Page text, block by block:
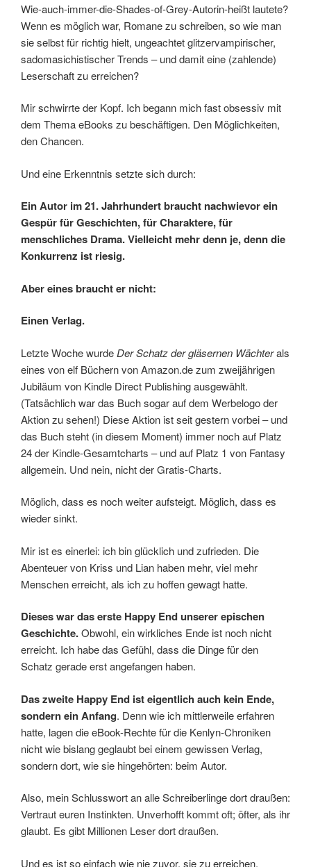
Wie-auch-immer-die-Shades-of-Grey-Autorin-heißt lautete?
Wenn es möglich war, Romane zu schreiben, so wie man
sie selbst für richtig hielt, ungeachtet glitzervampirischer,
sadomasichistischer Trends – und damit eine (zahlende)
Leserschaft zu erreichen?
Mir schwirrte der Kopf. Ich begann mich fast obsessiv mit
dem Thema eBooks zu beschäftigen. Den Möglichkeiten,
den Chancen.
Und eine Erkenntnis setzte sich durch:
Ein Autor im 21. Jahrhundert braucht nachwievor ein
Gespür für Geschichten, für Charaktere, für
menschliches Drama. Vielleicht mehr denn je, denn die
Konkurrenz ist riesig.
Aber eines braucht er nicht:
Einen Verlag.
Letzte Woche wurde Der Schatz der gläsernen Wächterals
eines von elf Büchern von Amazon.de zum zweijährigen
Jubiläum von Kindle Direct Publishing ausgewählt.
(Tatsächlich war das Buch sogar auf dem Werbelogo der
Aktion zu sehen!) Diese Aktion ist seit gestern vorbei – und
das Buch steht (in diesem Moment) immer noch auf Platz
24 der Kindle-Gesamtcharts – und auf Platz 1 von Fantasy
allgemein. Und nein, nicht der Gratis-Charts.
Möglich, dass es noch weiter aufsteigt. Möglich, dass es
wieder sinkt.
Mir ist es einerlei: ich bin glücklich und zufrieden. Die
Abenteuer von Kriss und Lian haben mehr, viel mehr
Menschen erreicht, als ich zu hoffen gewagt hatte.
Dieses war das erste Happy End unserer epischen
Geschichte.Obwohl, ein wirkliches Ende ist noch nicht
erreicht. Ich habe das Gefühl, dass die Dinge für den
Schatz gerade erst angefangen haben.
Das zweite Happy End ist eigentlich auch kein Ende,
sondern ein Anfang. Denn wie ich mittlerweile erfahren
hatte, lagen die eBook-Rechte für die Kenlyn-Chroniken
nicht wie bislang geglaubt bei einem gewissen Verlag,
sondern dort, wie sie hingehörten: beim Autor.
Also, mein Schlusswort an alle Schreiberlinge dort draußen:
Vertraut euren Instinkten. Unverhofft kommt oft; öfter, als ihr
glaubt. Es gibt Millionen Leser dort draußen.
Und es ist so einfach wie nie zuvor, sie zu erreichen.